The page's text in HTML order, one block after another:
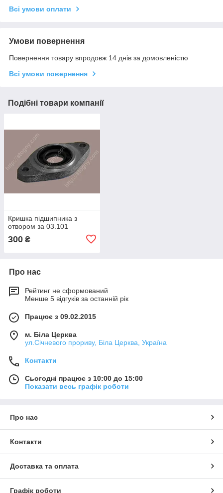
Всі умови оплати
Умови повернення
Повернення товару впродовж 14 днів за домовленістю
Всі умови повернення
Подібні товари компанії
Кришка підшипника з
отвором за 03.101
300 ₴
Про нас
Рейтинг не сформований
Менше 5 відгуків за останній рік
Працює з 09.02.2015
м. Біла Церква
ул.Січневого прориву, Біла Церква, Україна
Контакти
Сьогодні працює з 10:00 до 15:00
Показати весь графік роботи
Про нас
Контакти
Доставка та оплата
Графік роботи